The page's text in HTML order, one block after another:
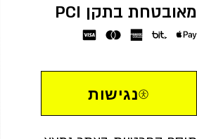
מאובטחת בתקן PCI
נגישות